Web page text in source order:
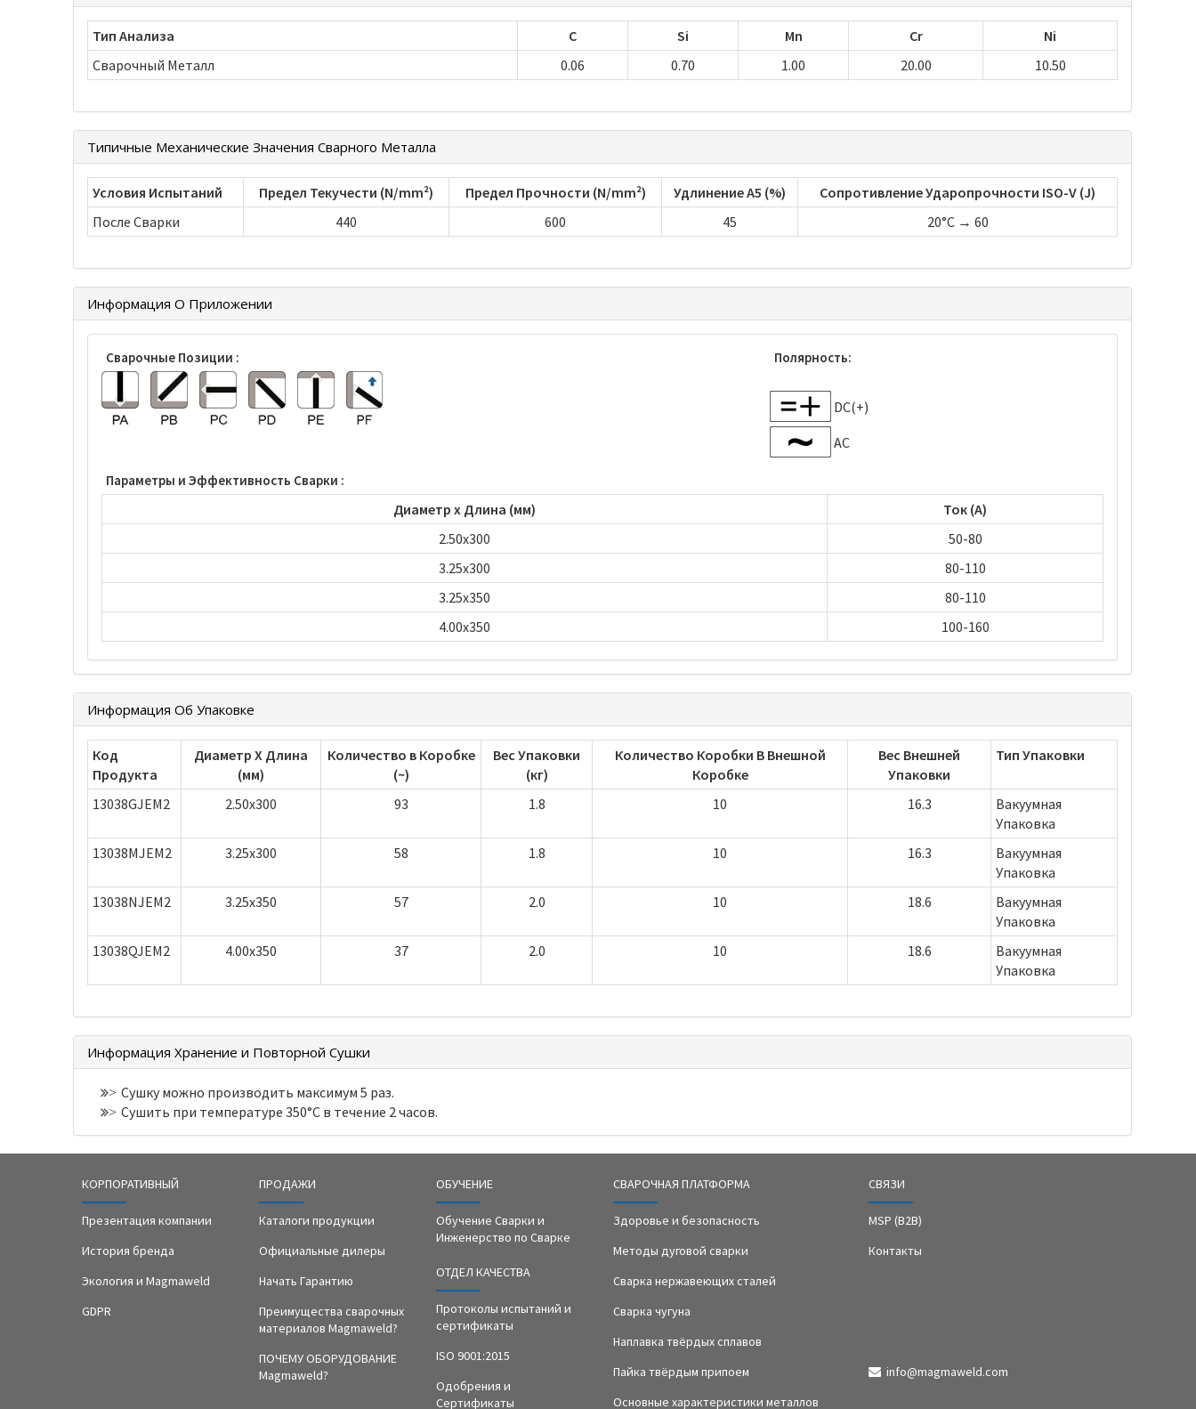
Тип Анализа C Si Mn Cr
Ni
Сварочный Металл
0.06 0.70 1.00 20.00 10.50
Типичные Механические Значения Сварного Металла
Условия Испытаний Предел Текучести (N/mm²) Предел Прочности (N/mm²) Удлинение А5 (%)
Сопротивление Ударопрочности ISO-V (J)
После Сварки
440 600 45 20°C → 60
Информация О Приложении
Сварочные Позиции : Полярность:
DC(+)
AC
Параметры и Эффективность Сварки :
Диаметр х Длина (мм)
Ток (А)
2.50x300
50-80
3.25x300
80-110
3.25x350
80-110
4.00x350
100-160
Информация Об Упаковке
Код
Продукта
Диаметр Х Длина
(мм)
Количество в Коробке
(~)
Вес Упаковки
(кг)
Количество Коробки В Внешной
Коробке
Вес Внешней
Упаковки
Тип Упаковки
13038GJEM2 2.50x300 93 1.8 10 16.3
Вакуумная
Упаковка
13038MJEM2
3.25x300 58 1.8 10 16.3
Вакуумная
Упаковка
13038NJEM2
3.25x350 57 2.0 10 18.6
Вакуумная
Упаковка
13038QJEM2
4.00x350 37 2.0 10 18.6
Вакуумная
Упаковка
Информация Хранение и Повторной Сушки
> Сушку можно производить максимум 5 раз.
> Сушить при температуре 350°С в течение 2 часов.
КОРПОРАТИВНЫЙ
Презентация компании
История бренда
Экология и Magmaweld
GDPR
ПРОДАЖИ
Каталоги продукции
Официальные дилеры
Начать Гарантию
Преимущества сварочных
материалов Magmaweld?
ПОЧЕМУ ОБОРУДОВАНИЕ
Magmaweld?
ОБУЧЕНИЕ
Обучение Сварки и
Инженерство по Сварке
ОТДЕЛ КАЧЕСТВА
Протоколы испытаний и
сертификаты
ISO 9001:2015
Одобрения и
Сертификаты
СВАРОЧНАЯ ПЛАТФОРМА
Здоровье и безопасность
Методы дуговой сварки
Сварка нержавеющих сталей
Сварка чугуна
Наплавка твёрдых сплавов
Пайка твёрдым припоем
Основные характеристики металлов
СВЯЗИ
MSP (B2B)
Контакты
info@magmaweld.com